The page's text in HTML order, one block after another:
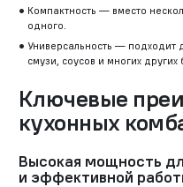
Компактность — вместо
одного.
Универсальность — подходит
смузи, соусов и многих других
Ключевые
кухонных
Высокая мощность
и эффективной